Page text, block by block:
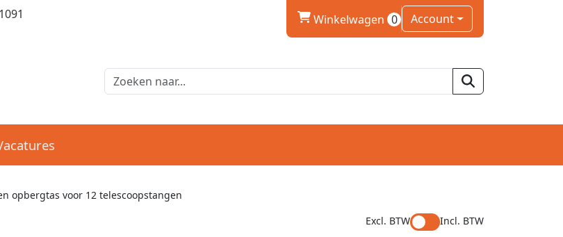
winkelwagen
Winkelwagen 0 Account
opbergtas voor 12 telescoopstangen
Excl. BTW
Incl. BTW